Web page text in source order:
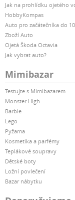
Jak na prohlídku ojetého
HobbyKompas
Auto pro začátečníka do
Zboží Auto
Ojetá Škoda Octavia
Jak vybrat auto?
Mimibazar
Testujte s Mimibazarem
Monster High
Barbie
Lego
Pyžama
Kosmetika a parfémy
Teplákové soupravy
Dětské boty
Ložní povlečení
Bazar nábytku